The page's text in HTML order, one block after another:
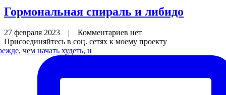
Гормональная спираль и либидо
27 февраля 2023 | Комментариев нет
Присоединяйтесь в соц. сетях к моему проекту
чем начать худеть, н